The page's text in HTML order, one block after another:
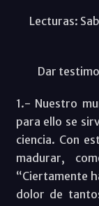
Lecturas:
Dar
1.- Nuestro
para ello se
ciencia. Con
madurar,
“Ciertamente
dolor de